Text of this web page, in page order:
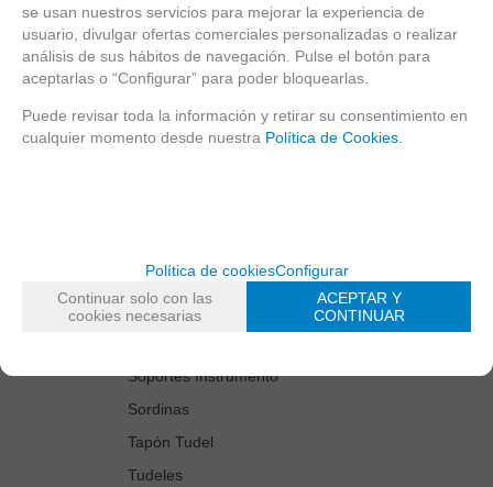
Cañas
Cortacañas
Deflector Saxo Tenor
Estuches Guardacañas
Limpiadores
Protectores Boquilla
Soportes Instrumento
Sordinas
Tapón Tudel
Tudeles
se usan nuestros servicios para mejorar la experiencia de
usuario, divulgar ofertas comerciales personalizadas o realizar
análisis de sus hábitos de navegación. Pulse el botón para
aceptarlas o “Configurar” para poder bloquearlas.
Puede revisar toda la información y retirar su consentimiento en
cualquier momento desde nuestra Política de Cookies.
Política de cookiesConfigurar
Continuar solo con las
cookies necesarias
ACEPTAR Y
CONTINUAR